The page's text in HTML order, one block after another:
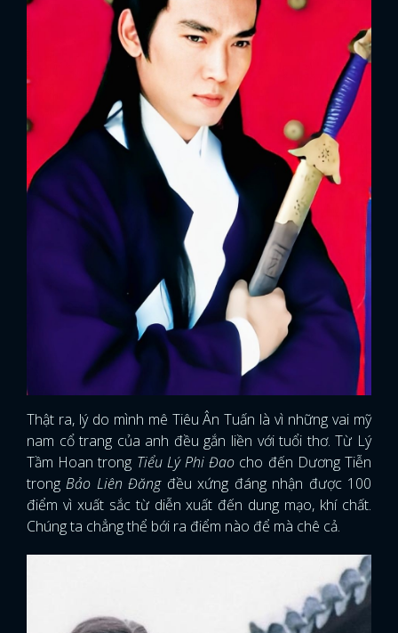
Thật ra, lý do mình mê Tiêu Ân Tuấn là vì những vai mỹ
nam cổ trang của anh đều gắn liền với tuổi thơ. Từ Lý
Tầm Hoan trong Tiểu Lý Phi Đao cho đến Dương Tiễn
trong Bảo Liên Đăngđều xứng đáng nhận được 100
điểm vì xuất sắc từ diễn xuất đến dung mạo, khí chất.
Chúng ta chẳng thể bới ra điểm nào để mà chê cả.